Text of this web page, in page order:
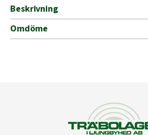
mängd
Beskrivning
Omdöme